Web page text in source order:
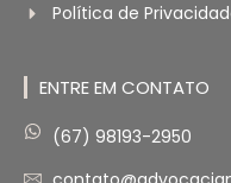
Política de
ENTRE EM CONTATO
(67) 98193-2950